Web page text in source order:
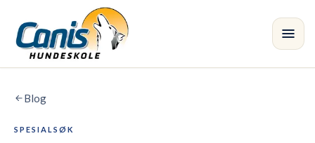
Spring til hovedindholdet
Kursus
Blog
SPESIALSØK